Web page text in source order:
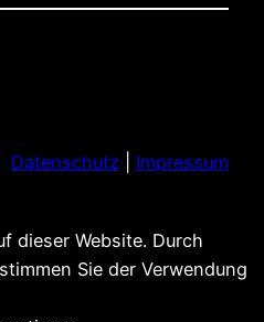
Datenschutz Impressum
dieser Website. Durch
Sie der Verwendung